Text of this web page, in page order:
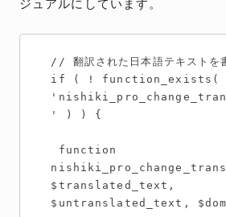
ジュアルにしています。
// 翻訳された日本語テキストを
if ( ! function_exists(
' ) ) {
$translated_text,
$untranslated_text,